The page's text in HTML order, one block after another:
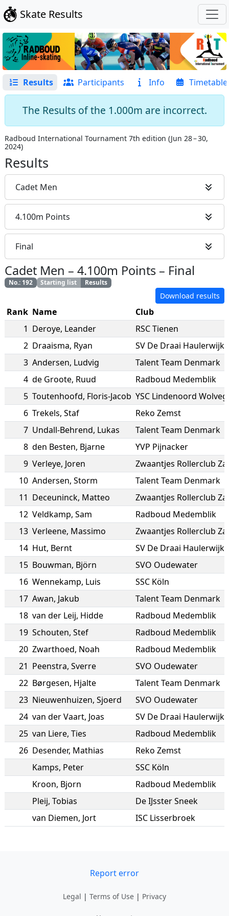
Skate Results
Results Participants Info Timetable
The Results of the 1.000m are incorrect.
Radboud International Tournament 7th edition (Jun 28 – 30,
2024)
Results
Cadet Men
4.100m Points
Final
Cadet Men – 4.100m Points – Final
No.: 192 Starting list Results
Download results
Rank Name
Club
1 Deroye, Leander
RSC Tienen
2 Draaisma, Ryan
SV De Draai Haulerwijk
3 Andersen, Ludvig
Talent Team Denmark
4 de Groote, Ruud
Radboud Medemblik
5 Toutenhoofd, Floris-Jacob YSC Lindenoord
6 Trekels, Staf
Reko Zemst
7 Undall-Behrend, Lukas
Talent Team Denmark
8 den Besten, Bjarne
YVP Pijnacker
9 Verleye, Joren
Zwaantjes Rollerclub
10 Andersen, Storm
Talent Team Denmark
11 Deceuninck, Matteo
Zwaantjes Rollerclub
12 Veldkamp, Sam
Radboud Medemblik
13 Verleene, Massimo
Zwaantjes Rollerclub
14 Hut, Bernt
SV De Draai Haulerwijk
15 Bouwman, Björn
SVO Oudewater
16 Wennekamp, Luis
SSC Köln
17 Awan, Jakub
Talent Team Denmark
18 van der Leij, Hidde
Radboud Medemblik
19 Schouten, Stef
Radboud Medemblik
20 Zwarthoed, Noah
Radboud Medemblik
21 Peenstra, Sverre
SVO Oudewater
22 Børgesen, Hjalte
Talent Team Denmark
23 Nieuwenhuizen, Sjoerd
SVO Oudewater
24 van der Vaart, Joas
SV De Draai Haulerwijk
25 van Liere, Ties
Radboud Medemblik
26 Desender, Mathias
Reko Zemst
Kamps, Peter
SSC Köln
Kroon, Bjorn
Radboud Medemblik
Pleij, Tobias
De IJsster Sneek
van Diemen, Jort ISC Lisserbroek
Report error
Legal | Terms of Use | Privacy